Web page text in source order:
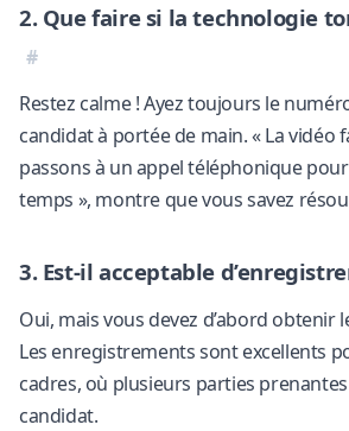
2. Que faire si la technologie
Restez calme ! Ayez toujours le
candidat à portée de main. « La vidéo
passons à un appel téléphonique
temps », montre que vous savez
3. Est-il acceptable
Oui, mais vous devez d’abord obtenir
Les enregistrements sont excellents
cadres, où plusieurs parties
candidat.